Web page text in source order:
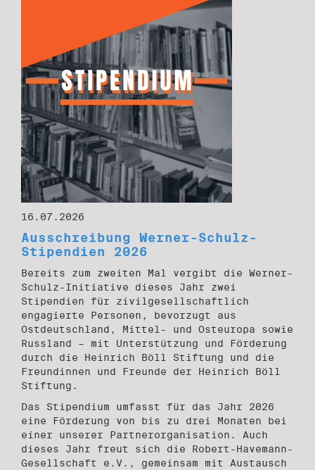
16.07.2026
Ausschreibung Werner-Schulz-
Stipendien 2026
Bereits zum zweiten Mal vergibt die Werner-
Schulz-Initiative dieses Jahr zwei
Stipendien für zivilgesellschaftlich
engagierte Personen, bevorzugt aus
Ostdeutschland, Mittel- und Osteuropa sowie
Russland – mit Unterstützung und Förderung
durch die Heinrich Böll Stiftung und die
Freundinnen und Freunde der Heinrich Böll
Stiftung.
Das Stipendium umfasst für das Jahr 2026
eine Förderung von bis zu drei Monaten bei
einer unserer Partnerorganisation. Auch
dieses Jahr freut sich die Robert-Havemann-
Gesellschaft e.V., gemeinsam mit Austausch